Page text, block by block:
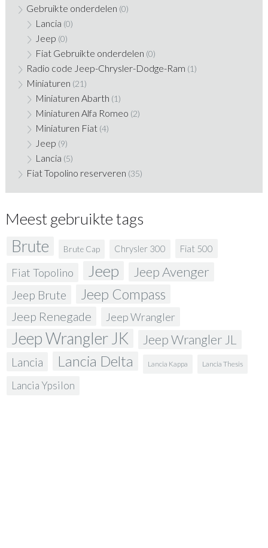
Gebruikte onderdelen (0)
Lancia (0)
Jeep (0)
Fiat Gebruikte onderdelen (0)
Radio code Jeep-Chrysler-Dodge-Ram (1)
Miniaturen (21)
Miniaturen Abarth (1)
Miniaturen Alfa Romeo (2)
Miniaturen Fiat (4)
Jeep (9)
Lancia (5)
Fiat Topolino reserveren (35)
Meest gebruikte tags
Brute Brute Cap Chrysler 300 Fiat 500
Fiat Topolino Jeep Jeep Avenger
Jeep Brute Jeep Compass
Jeep Renegade Jeep Wrangler
Jeep Wrangler JK Jeep Wrangler JL
Lancia Lancia Delta Lancia Kappa Lancia Thesis
Lancia Ypsilon